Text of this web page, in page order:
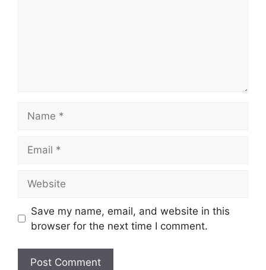
Save my name, email, and website in this
browser for the next time I comment.